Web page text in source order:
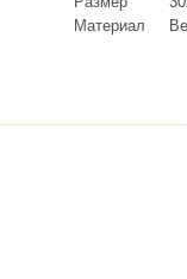
Материал